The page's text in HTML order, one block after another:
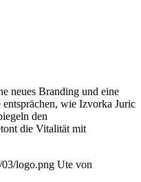
neues Branding und eine
wie Izvorka Juric
den
die Vitalität mit
03/logo.png Ute von